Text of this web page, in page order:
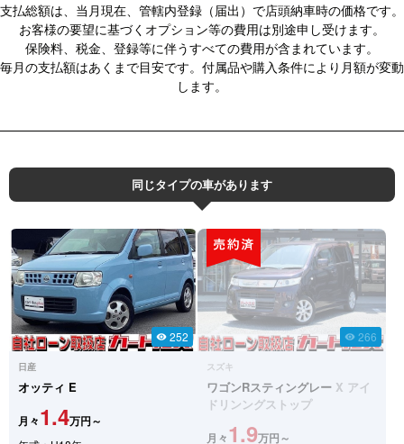
支払総額は、当月現在、管轄内登録（届出）で店頭納車時の価格です。
お客様の要望に基づくオプション等の費用は別途申し受けます。
保険料、税金、登録等に伴うすべての費用が含まれています。
毎月の支払額はあくまで目安です。付属品や購入条件により月額が変動
します。
同じタイプの車があります
visibility 252
日産
オッティ E
月々1.4万円～
visibility 266
スズキ
ワゴンRスティングレー X アイ
ドリンングストップ
月々1.9万円～